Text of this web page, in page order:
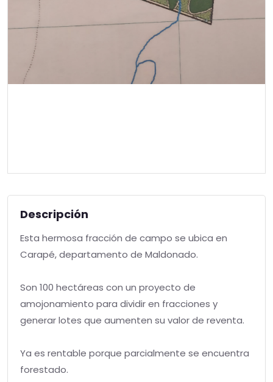
Descripción
Esta hermosa fracción de campo se ubica en
Carapé, departamento de Maldonado.
Son 100 hectáreas con un proyecto de
amojonamiento para dividir en fracciones y
generar lotes que aumenten su valor de reventa.
Ya es rentable porque parcialmente se encuentra
forestado.